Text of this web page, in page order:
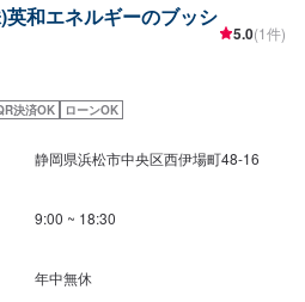
和エネルギーのブッシ
5.0(1件)
決済OK ローンOK
静岡県浜松市中央区西伊場町48-16
9:00 ~ 18:30
年中無休